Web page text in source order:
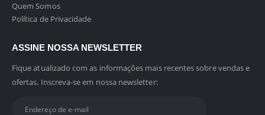
Quem Somos
Política de Privacidade
ASSINE NOSSA NEWSLETTER
Fique atualizado com as informações mais recentes sobre vendas e
ofertas. Inscreva-se em nossa newsletter: